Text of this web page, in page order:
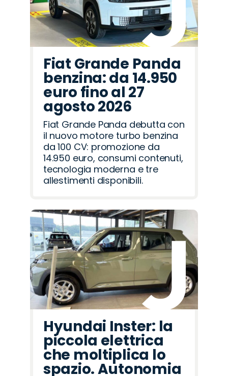
Fiat Grande Panda
benzina: da 14.950
euro fino al 27
agosto 2026
Fiat Grande Panda debutta con
il nuovo motore turbo benzina
da 100 CV: promozione da
14.950 euro, consumi contenuti,
tecnologia moderna e tre
allestimenti disponibili.
Hyundai Inster: la
piccola elettrica
che moltiplica lo
spazio. Autonomia